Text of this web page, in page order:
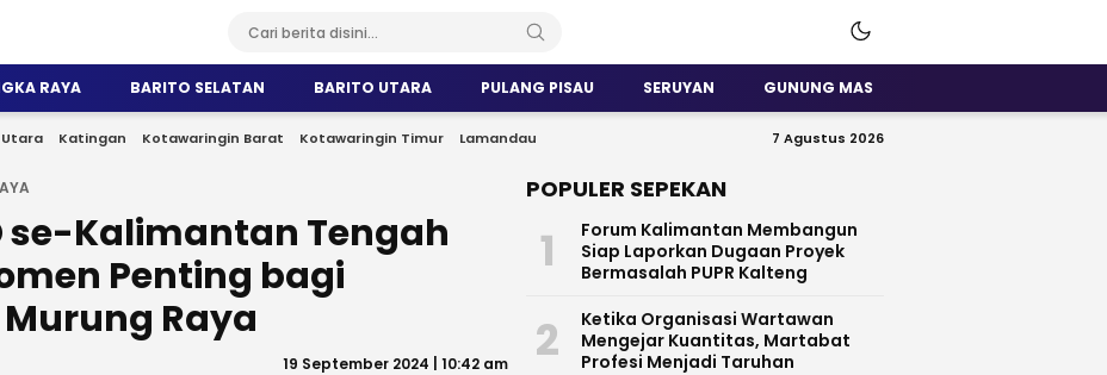
RAYA BARITO SELATAN BARITO UTARA PULANG PISAU SERUYAN GUNUNG MAS
Katingan Kotawaringin Barat Kotawaringin Timur Lamandau 7 Agustus 2026
se-Kalimantan Tengah
Penting bagi
Raya
19 September 2024 | 10:42 am
POPULER SEPEKAN
1
Forum Kalimantan Membangun
Siap Laporkan Dugaan Proyek
Bermasalah PUPR Kalteng
2
Ketika Organisasi Wartawan
Mengejar Kuantitas, Martabat
Profesi Menjadi Taruhan